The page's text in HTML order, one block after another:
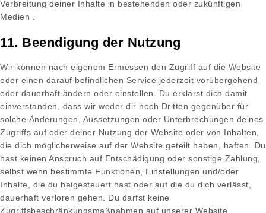
Verbreitung deiner Inhalte in bestehenden oder zukünftigen
Medien .
11. Beendigung der Nutzung
Wir können nach eigenem Ermessen den Zugriff auf die Website
oder einen darauf befindlichen Service jederzeit vorübergehend
oder dauerhaft ändern oder einstellen. Du erklärst dich damit
einverstanden, dass wir weder dir noch Dritten gegenüber für
solche Änderungen, Aussetzungen oder Unterbrechungen deines
Zugriffs auf oder deiner Nutzung der Website oder von Inhalten,
die dich möglicherweise auf der Website geteilt haben, haften. Du
hast keinen Anspruch auf Entschädigung oder sonstige Zahlung,
selbst wenn bestimmte Funktionen, Einstellungen und/oder
Inhalte, die du beigesteuert hast oder auf die du dich verlässt,
dauerhaft verloren gehen. Du darfst keine
Zugriffsbeschränkungsmaßnahmen auf unserer Website